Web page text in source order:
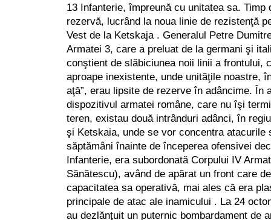
13 Infanterie, împreună cu unitatea sa. Timp
rezervă, lucrând la noua linie de rezistenţă
Vest de la Ketskaja . Generalul Petre
Armatei 3, care a preluat de la germani şi
conştient de slăbiciunea noii linii a frontului,
aproape inexistente, unde unităţile noastre,
aţă”, erau lipsite de rezerve în adâncime. În
dispozitivul armatei române, care nu îşi
teren, existau două intrânduri adânci, în
şi Ketskaia, unde se vor concentra atacurile
săptămâni înainte de începerea ofensivei
Infanterie, era subordonată Corpului IV
Sănătescu), având de apărat un front care
capacitatea sa operativă, mai ales că era
principale de atac ale inamicului . La 24
au dezlănţuit un puternic bombardament de